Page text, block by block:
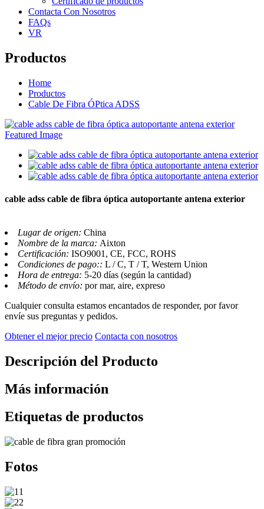
Contacta Con Nosotros
FAQs
VR
Productos
Home
Productos
Cable De Fibra ÓPtica ADSS
cable adss cable de fibra óptica autoportante antena exterior
Lugar de origen: China
Nombre de la marca: Aixton
Certificación: ISO9001, CE, FCC, ROHS
Condiciones de pago:: L / C, T / T, Western Union
Hora de entrega: 5-20 días (según la cantidad)
Método de envío: por mar, aire, expreso
Cualquier consulta estamos encantados de responder, por favor
envíe sus preguntas y pedidos.
Obtener el mejor precio Contacta con nosotros
Descripción del Producto
Más información
Etiquetas de productos
Fotos